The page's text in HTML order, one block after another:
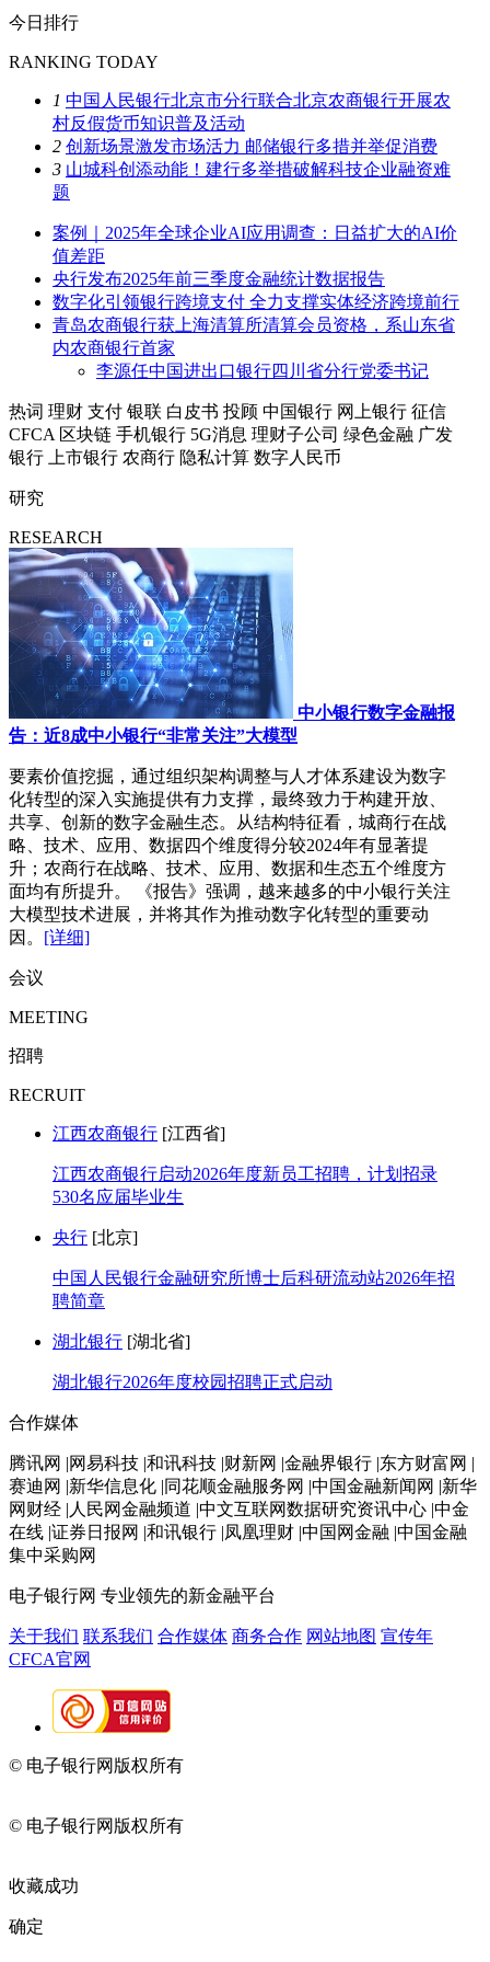
今日排行
RANKING TODAY
1 中国人民银行北京市分行联合北京农商银行开展农
村反假货币知识普及活动
2 创新场景激发市场活力 邮储银行多措并举促消费
3 山城科创添动能！建行多举措破解科技企业融资难
题
案例｜2025年全球企业AI应用调查：日益扩大的AI价
值差距
央行发布2025年前三季度金融统计数据报告
数字化引领银行跨境支付 全力支撑实体经济跨境前行
青岛农商银行获上海清算所清算会员资格，系山东省
内农商银行首家
李源任中国进出口银行四川省分行党委书记
热词 理财 支付 银联 白皮书 投顾 中国银行 网上银行 征信
CFCA 区块链 手机银行 5G消息 理财子公司 绿色金融 广发
银行
上市银行 农商行 隐私计算 数字人民币
研究
RESEARCH
中小银行数字金融报
告：近8成中小银行“非常关注”大模型
要素价值挖掘，通过组织架构调整与人才体系建设为数字
化转型的深入实施提供有力支撑，最终致力于构建开放、
共享、创新的数字金融生态。从结构特征看，城商行在战
略、技术、应用、数据四个维度得分较2024年有显著提
升；农商行在战略、技术、应用、数据和生态五个维度方
面均有所提升。 《报告》强调，越来越多的中小银行关注
大模型技术进展，并将其作为推动数字化转型的重要动
因。 [详细]
会议
MEETING
招聘
RECRUIT
江西农商银行 [江西省]
江西农商银行启动2026年度新员工招聘，计划招录
530名应届毕业生
央行 [北京]
中国人民银行金融研究所博士后科研流动站2026年招
聘简章
湖北银行 [湖北省]
湖北银行2026年度校园招聘正式启动
合作媒体
腾讯网 |网易科技 |和讯科技 |财新网 |金融界银行 |东方财富网 |
赛迪网 |新华信息化 |同花顺金融服务网 |中国金融新闻网 |新华
网财经 |人民网金融频道 |中文互联网数据研究资讯中心 |中金
在线 |证券日报网 |和讯银行 |凤凰理财 |中国网金融 |中国金融
集中采购网
电子银行网 专业领先的新金融平台
关于我们 联系我们 合作媒体 商务合作 网站地图 宣传年
CFCA官网
© 电子银行网版权所有
© 电子银行网版权所有
收藏成功
确定